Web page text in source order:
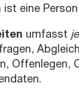
ist eine
umfasst
Offenlegen,